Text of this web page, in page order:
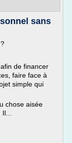
sans
de financer
faire face à
simple qui
chose aisée